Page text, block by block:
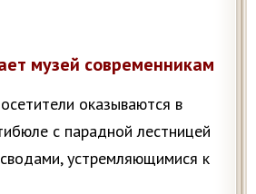
музей современникам
оказываются в
с парадной лестницей
устремляющимися к